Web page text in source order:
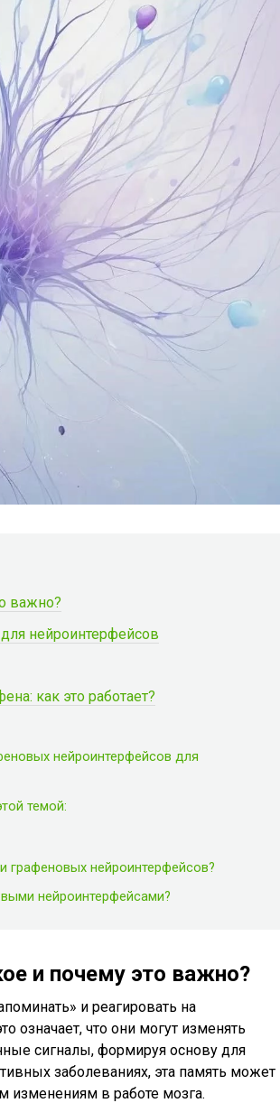
важно?
нейроинтерфейсов
как это работает?
нейроинтерфейсов для
темой:
графеновых нейроинтерфейсов?
нейроинтерфейсами?
и почему это важно?
и реагировать на
означает, что они могут изменять
сигналы, формируя основу для
заболеваниях, эта память может
изменениям в работе мозга.